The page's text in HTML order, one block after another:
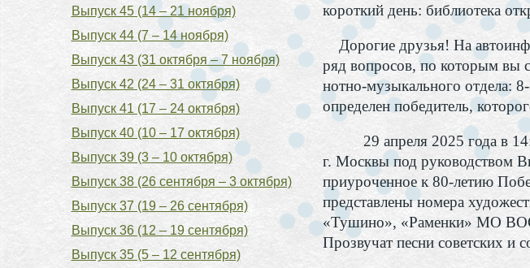
короткий день: библиотека
Дорогие друзья! На
ряд вопросов, по которым вы
нотно-музыкального отдела:
определен победитель,
29 апреля 2025 года в
г. Москвы под руководством
приуроченное к 80-летию
представлены номера
«Тушино», «Раменки» МО ВОС
Прозвучат песни советских
Выпуск 45 (14 – 21 ноября)
Выпуск 44 (7 – 14 ноября)
Выпуск 43 (31 октября – 7 ноября)
Выпуск 42 (24 – 31 октября)
Выпуск 41 (17 – 24 октября)
Выпуск 40 (10 – 17 октября)
Выпуск 39 (3 – 10 октября)
Выпуск 38 (26 сентября – 3 октября)
Выпуск 37 (19 – 26 сентября)
Выпуск 36 (12 – 19 сентября)
Выпуск 35 (5 – 12 сентября)